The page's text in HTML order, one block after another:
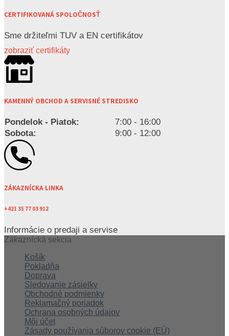
CERTIFIKOVANÁ SPOLOČNOSŤ
Sme držiteľmi TUV a EN certifikátov
zobraziť certifikáty
KAMENNÝ OBCHOD A SERVISNÉ STREDISKO
Pondelok - Piatok:
7:00 - 16:00
Sobota:
9:00 - 12:00
ZÁKAZNÍCKA LINKA
+421 35 77 03 912
Informácie o predaji a servise
Zákaznícká sekcia
Košík
Pokladňa
Doprava
Sledovanie zásielky
Obchodné podmienky
Reklamačný poriadok
Ochrana osobných údajov
Môj účet
Zásady používania súborov cookie (EÚ)